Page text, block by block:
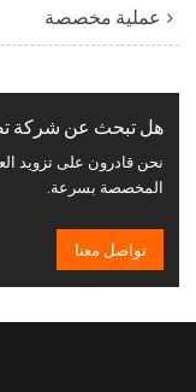
عملية مخصصة
هل تبحث عن شركة
نحن قادرون على تزويد
المخصصة بسرعة.
تواصل معنا